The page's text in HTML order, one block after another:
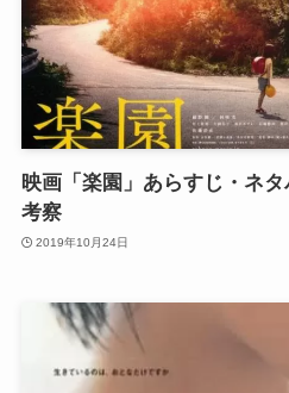
映画「楽園」あらすじ・ネ
考察
2019年10月24日